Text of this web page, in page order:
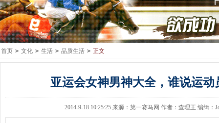
首页 > 文化 > 生活 > 品质生活 > 正文
亚运会女神男神大全，谁说运动
2014-9-18 10:25:25 来源：第一赛马网 作者：查理王 编缉：